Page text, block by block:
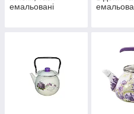
емальовані